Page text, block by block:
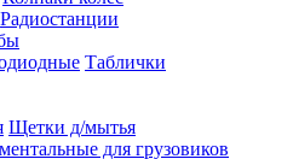
Радиостанции
Таблички
Щетки д/мытья